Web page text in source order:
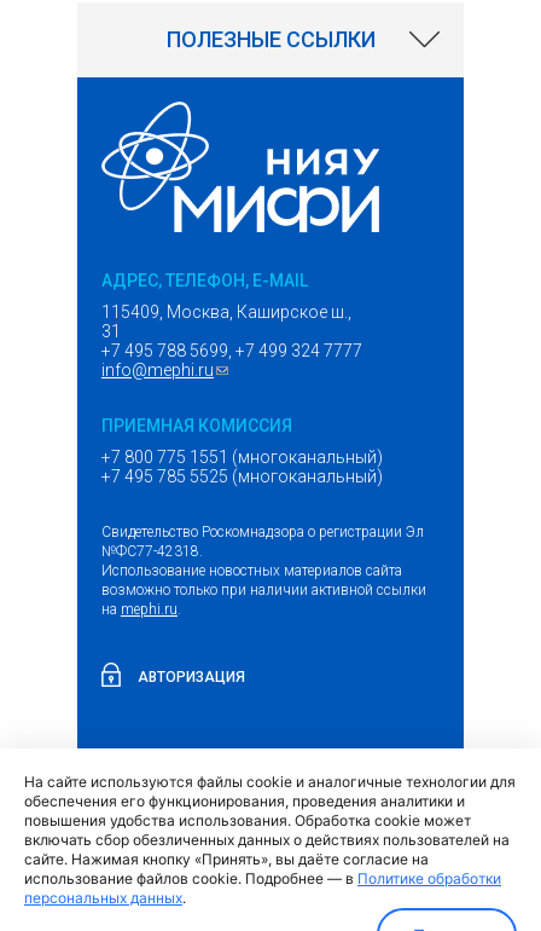
ПОЛЕЗНЫЕ ССЫЛКИ
АДРЕС, ТЕЛЕФОН, E-MAIL
115409, Москва, Каширское ш.,
31
+7 495 788 5699, +7 499 324 7777
info@mephi.ru(ссылка для отправки email)
ПРИЕМНАЯ КОМИССИЯ
+7 800 775 1551 (многоканальный)
+7 495 785 5525 (многоканальный)
Свидетельство Роскомнадзора о регистрации Эл
№ФС77-42318.
Использование новостных материалов сайта
возможно только при наличии активной ссылки
на mephi.ru.
АВТОРИЗАЦИЯ
Обращение граждан и организаций (внешняя
ссылка)
Политика обработки персональных данных
На сайте используются файлы cookie и аналогичные технологии для
обеспечения его функционирования, проведения аналитики и
повышения удобства использования. Обработка cookie может
включать сбор обезличенных данных о действиях пользователей на
сайте. Нажимая кнопку «Принять», вы даёте согласие на
использование файлов cookie. Подробнее — в Политике обработки
персональных данных.